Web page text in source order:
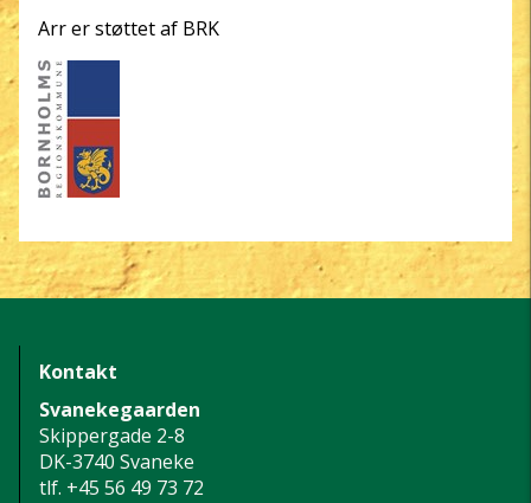
Arr er støttet af BRK
Kontakt
Svanekegaarden
Skippergade 2-8
DK-3740 Svaneke
tlf. +45 56 49 73 72